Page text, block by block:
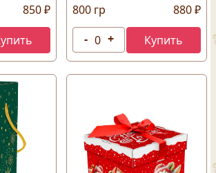
850 ₽ 800 гр 880 ₽